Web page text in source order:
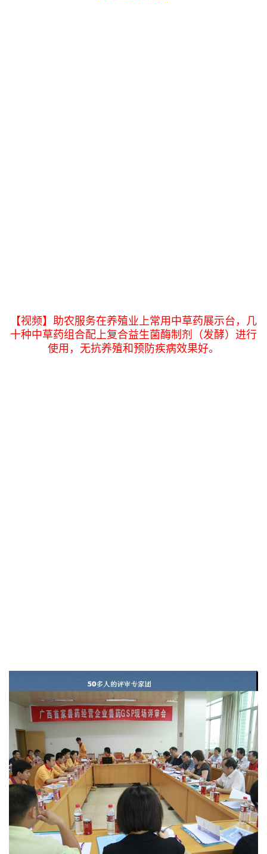
【视频】助农服务在养殖业上常用中草药展示台，几
十种中草药组合配上复合益生菌酶制剂（发酵）进行
使用，无抗养殖和预防疾病效果好。